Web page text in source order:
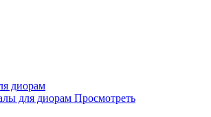
диорам
для диорам Просмотреть